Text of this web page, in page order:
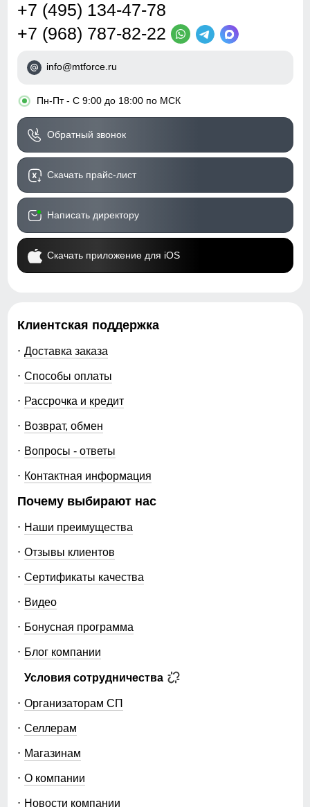
+7 (495) 134-47-78
+7 (968) 787-82-22
info@mtforce.ru
• Пн-Пт - С 9:00 до 18:00 по МСК
Обратный звонок
Скачать прайс-лист
Написать директору
Скачать приложение для iOS
Клиентская поддержка
Доставка заказа
Способы оплаты
Рассрочка и кредит
Возврат, обмен
Вопросы - ответы
Контактная информация
Почему выбирают нас
Наши преимущества
Отзывы клиентов
Сертификаты качества
Видео
Бонусная программа
Блог компании
Условия сотрудничества
Организаторам СП
Селлерам
Магазинам
О компании
Новости компании